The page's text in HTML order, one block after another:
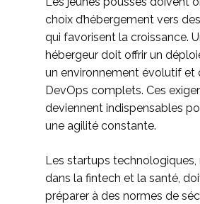
choix d’hébergement vers
qui favorisent la croissance.
hébergeur doit offrir un
un environnement évolutif et
DevOps complets. Ces
deviennent indispensables
une agilité constante.
Les startups
dans la fintech et la santé,
préparer à des normes de